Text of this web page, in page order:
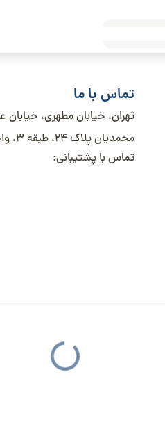
تماس با ما
تهران، خیابان مطهری،
محمدیان پلاک 24، طبقه 3، واحد 5
تماس با پشتیبانی: